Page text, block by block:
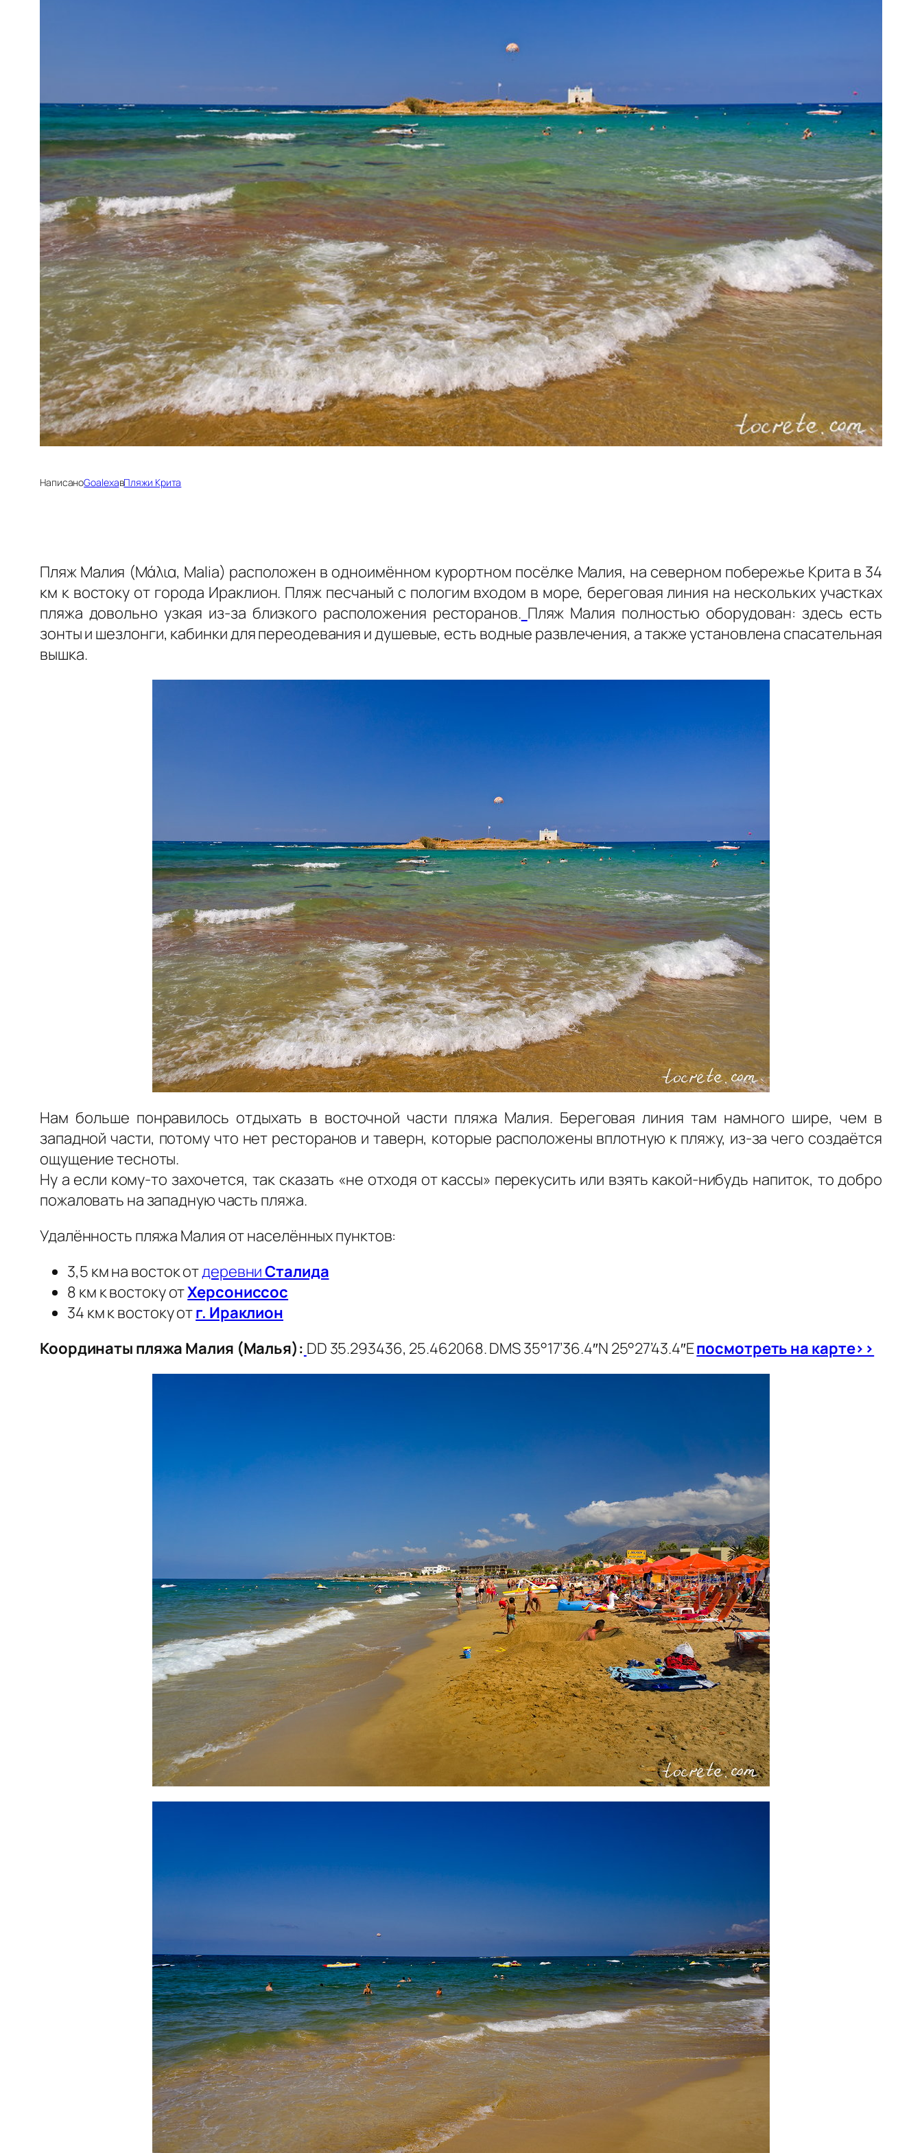
НаписаноGoalexaвПляжи Крита
Пляж Малия (Μάλια, Malia) расположен в одноимённом курортном посёлке Малия, на северном побережье Крита в 34
км к востоку от города Ираклион. Пляж песчаный с пологим входом в море, береговая линия на нескольких участках
пляжа довольно узкая из-за близкого расположения ресторанов. Пляж Малия полностью оборудован: здесь есть
зонты и шезлонги, кабинки для переодевания и душевые, есть водные развлечения, а также установлена спасательная
вышка.
Нам больше понравилось отдыхать в восточной части пляжа Малия. Береговая линия там намного шире, чем в
западной части, потому что нет ресторанов и таверн, которые расположены вплотную к пляжу, из-за чего создаётся
ощущение тесноты.
Ну а если кому-то захочется, так сказать «не отходя от кассы» перекусить или взять какой-нибудь напиток, то добро
пожаловать на западную часть пляжа.
Удалённость пляжа Малия от населённых пунктов:
3,5 км на восток отдеревниСталида
8 км к востоку отХерсониссос
34 км к востоку отг. Ираклион
Координаты пляжа Малия (Малья): DD 35.293436, 25.462068. DMS 35°17’36.4″N 25°27’43.4″Eпосмотреть на карте>>